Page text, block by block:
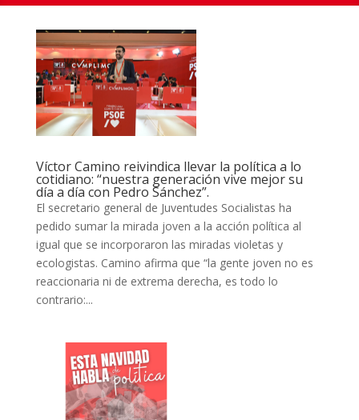
Víctor Camino reivindica llevar la política a lo
cotidiano: “nuestra generación vive mejor su
día a día con Pedro Sánchez”.
El secretario general de Juventudes Socialistas ha
pedido sumar la mirada joven a la acción política al
igual que se incorporaron las miradas violetas y
ecologistas. Camino afirma que “la gente joven no es
reaccionaria ni de extrema derecha, es todo lo
contrario:...